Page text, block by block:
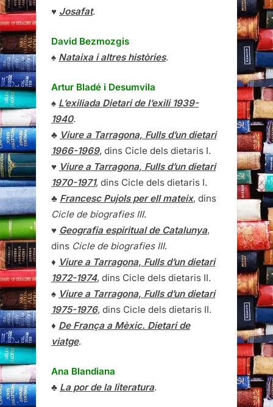
♥ Josafat.
David Bezmozgis
♠ Nataixa i altres històries.
Artur Bladé i Desumvila
♠ L’exiliada Dietari de l’exili 1939-
1940.
♣ Viure a Tarragona, Fulls d’un dietari
1966-1969, dins Cicle dels dietaris I.
♥ Viure a Tarragona, Fulls d’un dietari
1970-1971, dins Cicle dels dietaris I.
♣ Francesc Pujols per ell mateix, dins
Cicle de biografies III.
♥ Geografia espiritual de Catalunya,
dins Cicle de biografies III.
♦ Viure a Tarragona, Fulls d’un dietari
1972-1974, dins Cicle dels dietaris II.
♠ Viure a Tarragona, Fulls d’un dietari
1975-1976, dins Cicle dels dietaris II.
♦ De França a Mèxic. Dietari de
viatge.
Ana Blandiana
♣ La por de la literatura.